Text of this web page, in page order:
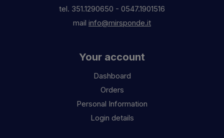
tel. 351.1290650 - 0547.1901516
mail info@mirsponde.it
Your account
Dashboard
Orders
Personal Information
Login details